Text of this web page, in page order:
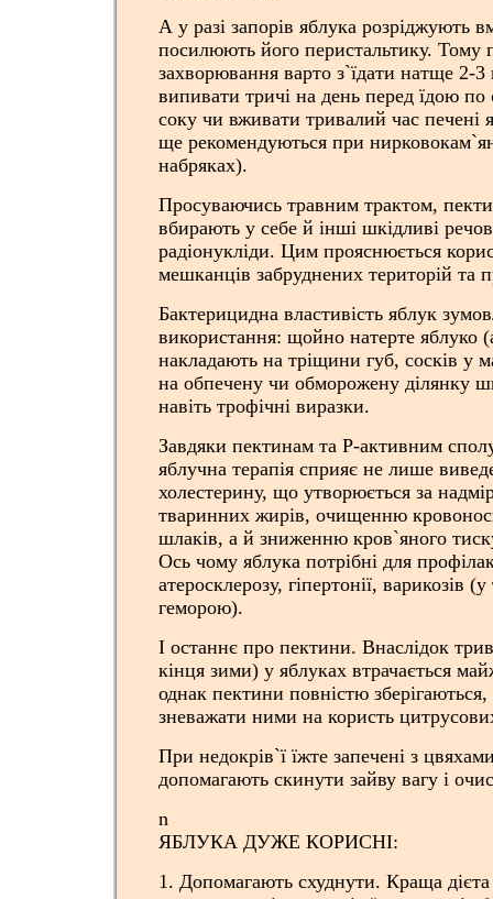
А у разі запорів яблука розріджують
посилюють його перистальтику. Тому
захворювання варто з`їдати натще 2-
випивати тричі на день перед їдою по
соку чи вживати тривалий час печені
ще рекомендуються при
набряках).
Просуваючись травним трактом,
вбирають у себе й інші шкідливі
радіонукліди. Цим прояснюється
мешканців забруднених територій та
Бактерицидна властивість яблук
використання: щойно натерте яблуко
накладають на тріщини губ, сосків у
на обпечену чи обморожену ділянку
навіть трофічні виразки.
Завдяки пектинам та Р-активним
яблучна терапія сприяє не лише
холестерину, що утворюється за
тваринних жирів, очищенню
шлаків, а й зниженню кров`яного
Ось чому яблука потрібні для
атеросклерозу, гіпертонії, варикозів
геморою).
І останнє про пектини. Внаслідок
кінця зими) у яблуках втрачається
однак пектини повністю зберігаються,
зневажати ними на користь
При недокрів`ї їжте запечені з
допомагають скинути зайву вагу і
n
ЯБЛУКА ДУЖЕ КОРИСНІ:
1. Допомагають схуднути. Краща дієта